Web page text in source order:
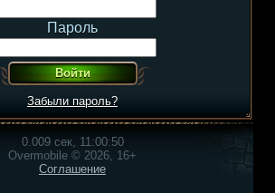
Пароль
Забыли пароль?
0.009 сек, 11:00:50
Overmobile © 2026, 16+
Соглашение